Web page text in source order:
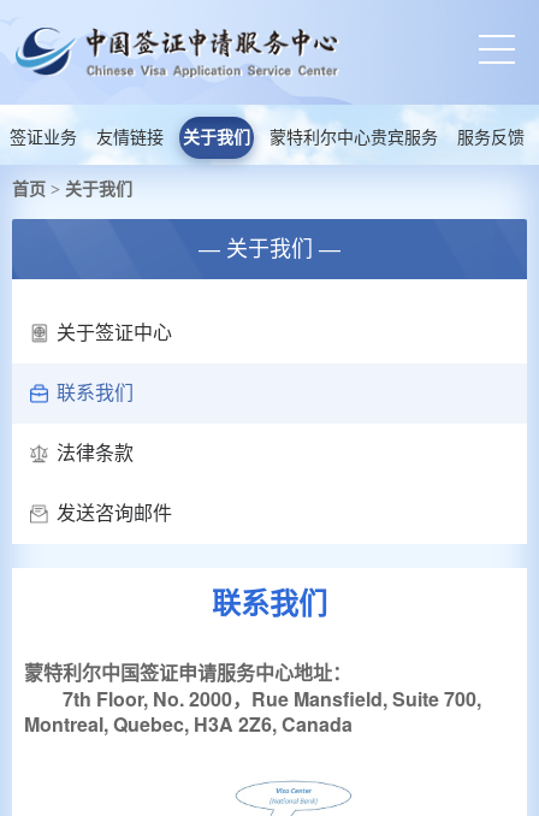
签证业务 友情链接 关于我们 蒙特利尔中心贵宾服务 服务反馈
首页 > 关于我们
— 关于我们 —
关于签证中心
联系我们
法律条款
发送咨询邮件
联系我们
蒙特利尔中国签证申请服务中心地址：
7th Floor, No. 2000，Rue Mansfield, Suite 700,
Montreal, Quebec, H3A 2Z6, Canada